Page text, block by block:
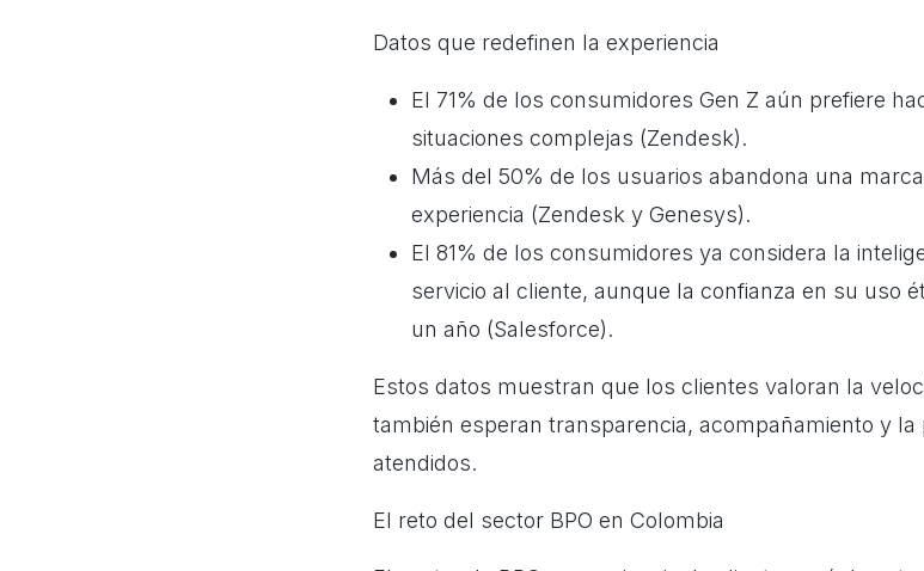
Datos que redefinen la experiencia
El 71% de los consumidores Gen Z aún prefiere
situaciones complejas (Zendesk).
Más del 50% de los usuarios abandona una
experiencia (Zendesk y Genesys).
El 81% de los consumidores ya considera la
servicio al cliente, aunque la confianza en su uso
un año (Salesforce).
Estos datos muestran que los clientes valoran la
también esperan transparencia, acompañamiento y
atendidos.
El reto del sector BPO en Colombia